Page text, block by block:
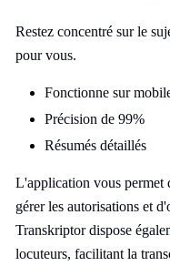
Restez concentré sur le
pour vous.
Fonctionne sur
Précision de 99%
Résumés détaillés
L'application vous permet
gérer les autorisations et
Transkriptor dispose
locuteurs, facilitant la